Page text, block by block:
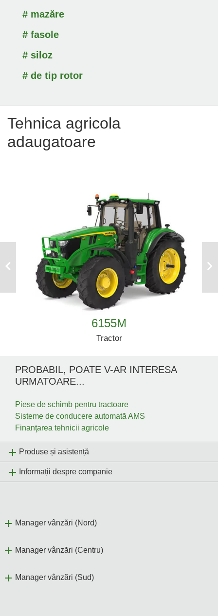
# mazăre
# fasole
# siloz
# de tip rotor
Tehnica agricola
adaugatoare
6155M
Tractor
Previous Next
PROBABIL, POATE V-AR INTERESA
URMATOARE...
Piese de schimb pentru tractoare
Sisteme de conducere automată AMS
Finanţarea tehnicii agricole
Produse și asistență
Informații despre companie
Manager vânzări (Nord)
Manager vânzări (Centru)
Manager vânzări (Sud)